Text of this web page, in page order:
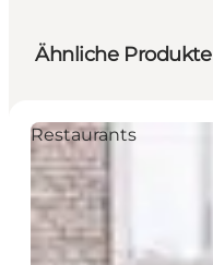
Ähnliche Produkte
Restaurants